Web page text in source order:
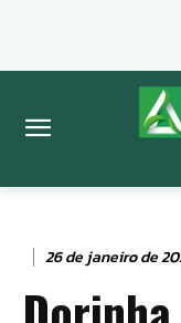
26 de janeiro de